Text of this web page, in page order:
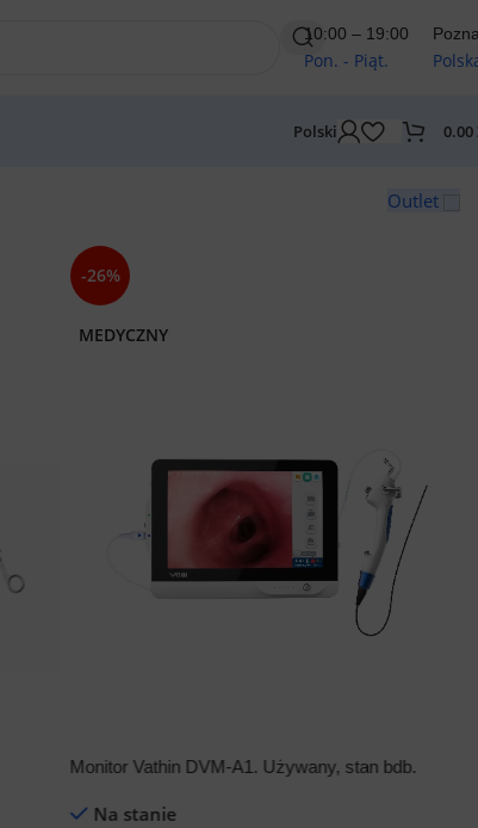
10:00 – 19:00
Pon. - Piąt.
Polski 0.00
Outlet
-26%
MEDYCZNY
Monitor Vathin DVM-A1. Używany, stan bdb.
Na stanie